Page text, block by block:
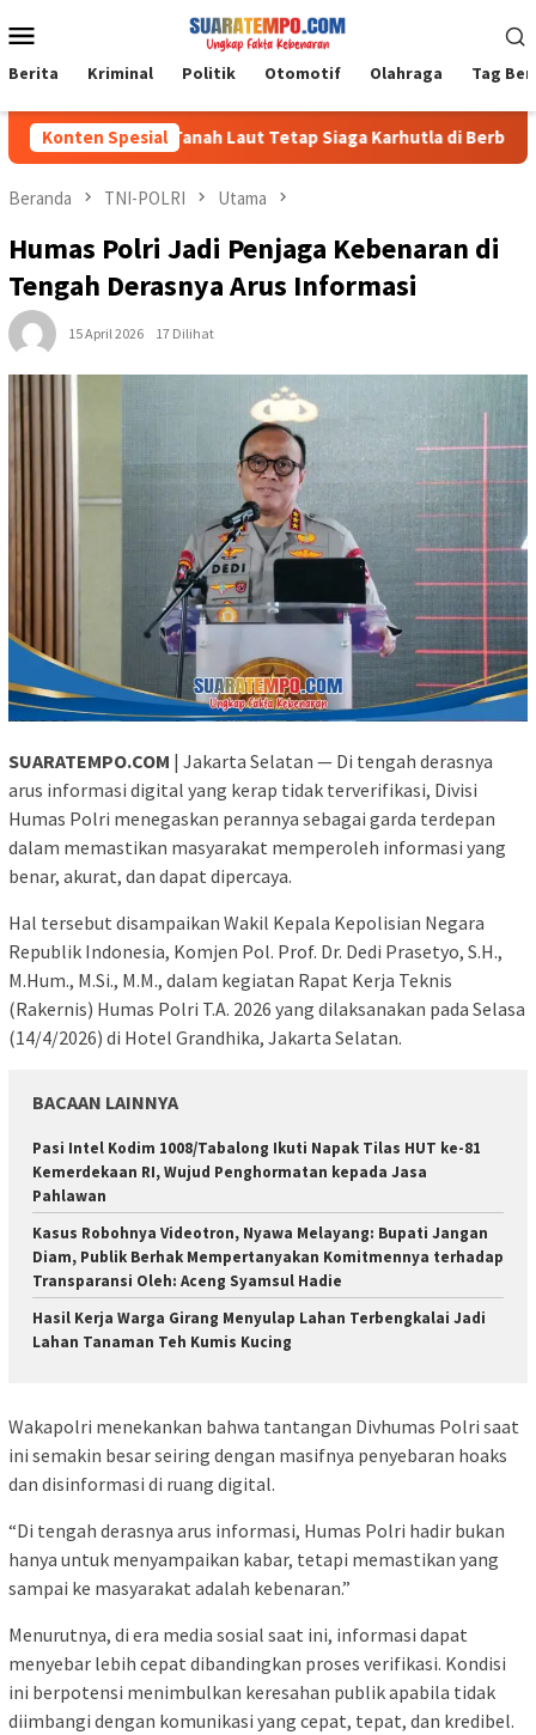
ke
kontenMobile
Berita Kriminal Politik Otomotif Olahraga Tag
Konten Spesial
1009/Tanah Laut Tetap Siaga Karhutla di Berbagai Lokasi
Beranda TNI-POLRI Utama
Humas Polri Jadi Penjaga Kebenaran di
Tengah Derasnya Arus Informasi
15 April 2026 17 Dilihat
SUARATEMPO.COM | Jakarta Selatan — Di tengah derasnya
arus informasi digital yang kerap tidak terverifikasi, Divisi
Humas Polri menegaskan perannya sebagai garda terdepan
dalam memastikan masyarakat memperoleh informasi yang
benar, akurat, dan dapat dipercaya.
Hal tersebut disampaikan Wakil Kepala Kepolisian Negara
Republik Indonesia, Komjen Pol. Prof. Dr. Dedi Prasetyo, S.H.,
M.Hum., M.Si., M.M., dalam kegiatan Rapat Kerja Teknis
(Rakernis) Humas Polri T.A. 2026 yang dilaksanakan pada Selasa
(14/4/2026) di Hotel Grandhika, Jakarta Selatan.
BACAAN LAINNYA
Pasi Intel Kodim 1008/Tabalong Ikuti Napak Tilas HUT ke-81
Kemerdekaan RI, Wujud Penghormatan kepada Jasa
Pahlawan
Kasus Robohnya Videotron, Nyawa Melayang: Bupati Jangan
Diam, Publik Berhak Mempertanyakan Komitmennya terhadap
Transparansi Oleh: Aceng Syamsul Hadie
Hasil Kerja Warga Girang Menyulap Lahan Terbengkalai Jadi
Lahan Tanaman Teh Kumis Kucing
Wakapolri menekankan bahwa tantangan Divhumas Polri saat
ini semakin besar seiring dengan masifnya penyebaran hoaks
dan disinformasi di ruang digital.
“Di tengah derasnya arus informasi, Humas Polri hadir bukan
hanya untuk menyampaikan kabar, tetapi memastikan yang
sampai ke masyarakat adalah kebenaran.”
Menurutnya, di era media sosial saat ini, informasi dapat
menyebar lebih cepat dibandingkan proses verifikasi. Kondisi
ini berpotensi menimbulkan keresahan publik apabila tidak
diimbangi dengan komunikasi yang cepat, tepat, dan kredibel.